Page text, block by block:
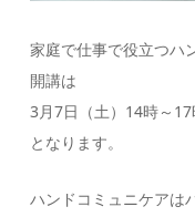
家庭で仕事で役立つハ
開講は
3月7日（土）14時～
となります。
ハンドコミュニケアは